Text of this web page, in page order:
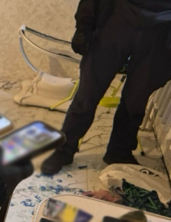
у Краснодарському
На території Чернівецької області
про обмеження